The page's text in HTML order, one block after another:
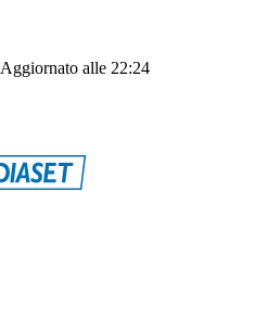
Aggiornato alle 22:24